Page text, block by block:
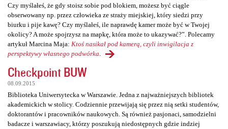
Czy myślałeś, że gdy stoisz sobie pod blokiem, możesz być ciągle
obserwowany np. przez człowieka ze straży miejskiej, który siedzi przy
biurku i pije kawę? Czy myślałeś, ile naprawdę kamer może być w Twojej
okolicy? A może spojrzysz na mapkę, która może to ukazywać?”. Polecamy
artykuł Marcina Maja: Ktoś nasikał pod kamerą, czyli inwigilacja z
perspektywy własnego podwórka
Checkpoint BUW
08.09.2015
Biblioteka Uniwersytecka w Warszawie. Jedna z najważniejszych bibliotek
akademickich w stolicy. Codziennie przewijają się przez nią setki studentów,
doktorantów i pracowników naukowych. Są również pasjonaci, samodzielni
badacze i warszawiacy, którzy poszukują niedostępnych gdzie indziej